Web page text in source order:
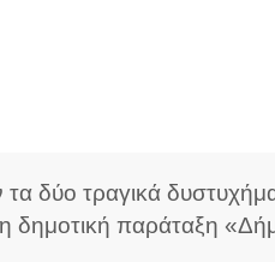
δύο τραγικά
δημοτική παράταξη